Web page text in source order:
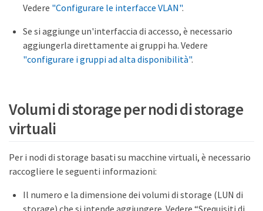
Vedere "Configurare le interfacce VLAN".
Se si aggiunge un'interfaccia di accesso, è necessario
aggiungerla direttamente ai gruppi ha. Vedere
"configurare i gruppi ad alta disponibilità".
Volumi di storage per nodi di storage
virtuali
Per i nodi di storage basati su macchine virtuali, è necessario
raccogliere le seguenti informazioni:
Il numero e la dimensione dei volumi di storage (LUN di
storage) che si intende aggiungere. Vedere “Srequisiti di